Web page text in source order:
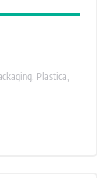
Plastica,